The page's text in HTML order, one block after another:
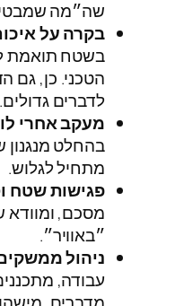
שה״מה
בקרה על
בשטח תואמת
הטכני. כן, גם
לדברים גדולים.
מעקב אחרי
בהחלט
מתחיל לגלוש.
פגישות שטח
מסכם, ומוודא
״באוויר״.
ניהול
עבודה,